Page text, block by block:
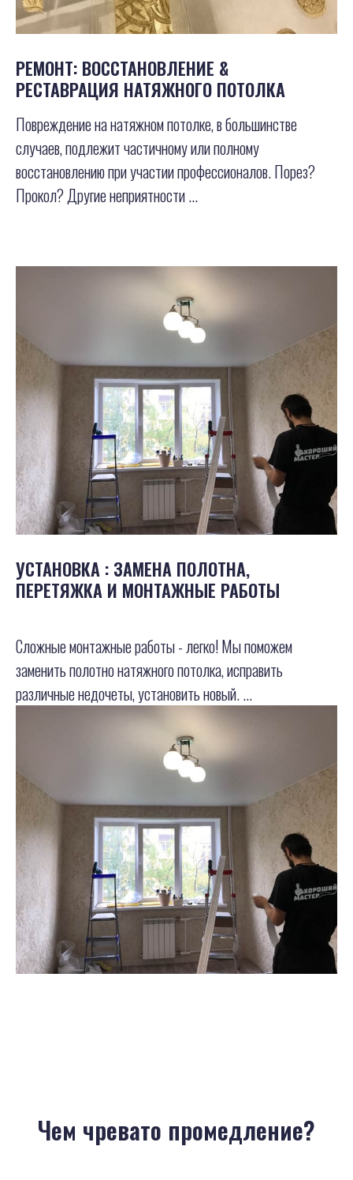
РЕМОНТ: ВОССТАНОВЛЕНИЕ &
РЕСТАВРАЦИЯ НАТЯЖНОГО ПОТОЛКА
Повреждение на натяжном потолке, в большинстве
случаев, подлежит частичному или полному
восстановлению при участии профессионалов. Порез?
Прокол? Другие неприятности ...
УСТАНОВКА : ЗАМЕНА ПОЛОТНА,
ПЕРЕТЯЖКА И МОНТАЖНЫЕ РАБОТЫ
Сложные монтажные работы - легко! Мы поможем
заменить полотно натяжного потолка, исправить
различные недочеты, установить новый. ...
Чем чревато промедление?